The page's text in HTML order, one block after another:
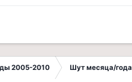
2005-2010 Шут месяца/года